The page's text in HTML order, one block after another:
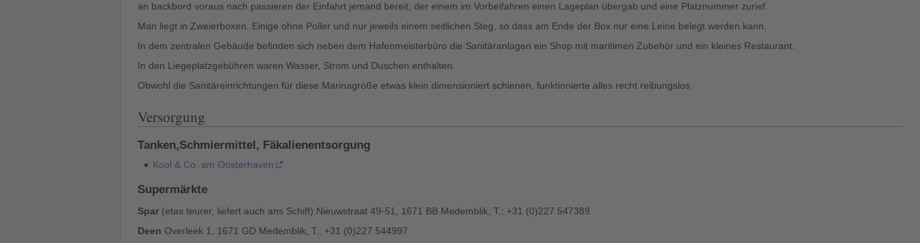
an backbord voraus nach passieren der Einfahrt jemand bereit, der einem im Vorbeifahren einen Lageplan übergab und eine Platznummer zurief.
Man liegt in Zweierboxen. Einige ohne Poller und nur jeweils einem seitlichen Steg, so dass am Ende der Box nur eine Leine belegt werden kann.
In dem zentralen Gebäude befinden sich neben dem Hafenmeisterbüro die Sanitäranlagen ein Shop mit maritimen Zubehör und ein kleines Restaurant.
In den Liegeplatzgebühren waren Wasser, Strom und Duschen enthalten.
Obwohl die Sanitäreinrichtungen für diese Marinagröße etwas klein dimensioniert schienen, funktionierte alles recht reibungslos.
Versorgung
Tanken,Schmiermittel, Fäkalienentsorgung
Kool & Co. am Oosterhaven
Supermärkte
Spar (etas teurer, liefert auch ans Schiff) Nieuwstraat 49-51, 1671 BB Medemblik, T.: +31 (0)227 547389
Deen Overleek 1, 1671 GD Medemblik, T.: +31 (0)227 544997